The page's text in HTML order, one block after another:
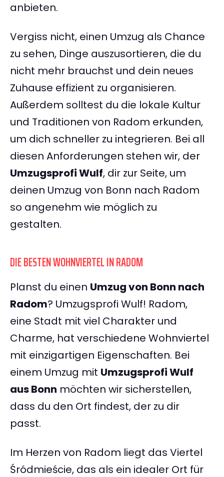
anbieten.
Vergiss nicht, einen Umzug als Chance
zu sehen, Dinge auszusortieren, die du
nicht mehr brauchst und dein neues
Zuhause effizient zu organisieren.
Außerdem solltest du die lokale Kultur
und Traditionen von Radom erkunden,
um dich schneller zu integrieren. Bei all
diesen Anforderungen stehen wir, der
Umzugsprofi Wulf, dir zur Seite, um
deinen Umzug von Bonn nach Radom
so angenehm wie möglich zu
gestalten.
DIE BESTEN WOHNVIERTEL IN RADOM
Planst du einen Umzug von Bonn nach
Radom? Umzugsprofi Wulf! Radom,
eine Stadt mit viel Charakter und
Charme, hat verschiedene Wohnviertel
mit einzigartigen Eigenschaften. Bei
einem Umzug mit Umzugsprofi Wulf
aus Bonn möchten wir sicherstellen,
dass du den Ort findest, der zu dir
passt.
Im Herzen von Radom liegt das Viertel
Śródmieście, das als ein idealer Ort für